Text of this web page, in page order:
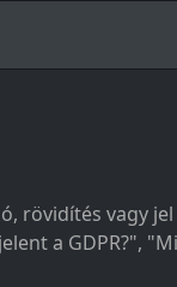
rövidítés vagy
a GDPR?",